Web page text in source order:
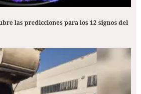
las predicciones para los 12 signos del